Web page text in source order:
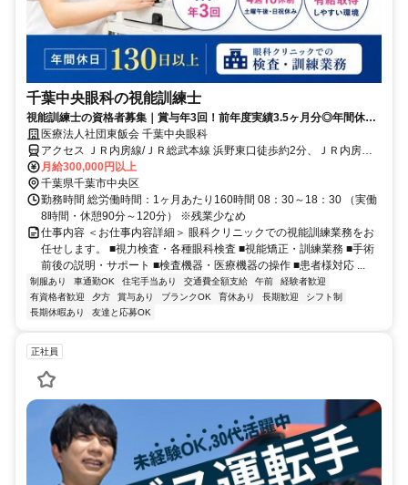
千葉中央眼科の視能訓練士
視能訓練士の資格者募集｜賞与年3回！前年度実績3.5ヶ月分◎年間休日
130日以上♪
医療法人社団東飯会 千葉中央眼科
アクセス ＪＲ内房線/ＪＲ総武本線 浜野東口徒歩約2分、ＪＲ内房線/
ＪＲ総武本線 八幡宿西口徒歩約33分、京成千原線 学園前（千葉県）
出入口1徒歩約41分 JR内房線「浜野駅」から徒歩1分 ★車通勤OK！
無料駐車場あり
月給300,000円以上
千葉県千葉市中央区
勤務時間 総労働時間：1ヶ月あたり160時間 08：30～18：30 （実働
8時間・休憩90分～120分） ※残業少なめ
仕事内容 ＜お仕事内容詳細＞ 眼科クリニックでの視能訓練業務をお
任せします。 ■視力検査・各種眼科検査 ■視能矯正・訓練業務 ■手術
前後の説明・サポート ■検査機器・医療機器の操作 ■患者様対応 ...
制服あり 車通勤OK 住宅手当あり 交通費全額支給 午前
経験者歓迎
有資格者歓迎
夕方 賞与あり ブランクOK 育休あり 長期歓迎
シフト制
長期休暇あり
友達と応募OK
正社員